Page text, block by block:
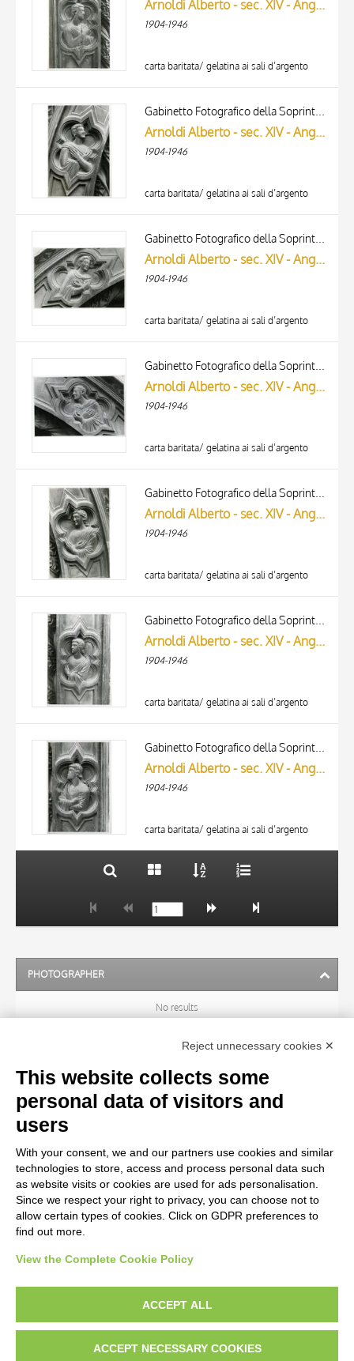
Arnoldi Alberto - sec. XIV - Angelo adorante
1904-1946
carta baritata/ gelatina ai sali d’argento
Arnoldi Alberto - sec. XIV - Angelo adorante
1904-1946
carta baritata/ gelatina ai sali d’argento
Arnoldi Alberto - sec. XIV - Angelo adorante
1904-1946
carta baritata/ gelatina ai sali d’argento
Arnoldi Alberto - sec. XIV - Angelo adorante
1904-1946
carta baritata/ gelatina ai sali d’argento
Arnoldi Alberto - sec. XIV - Angelo adorante
1904-1946
carta baritata/ gelatina ai sali d’argento
Arnoldi Alberto - sec. XIV - Angelo adorante
1904-1946
carta baritata/ gelatina ai sali d’argento
Arnoldi Alberto - sec. XIV - Angelo adorante
1904-1946
carta baritata/ gelatina ai sali d’argento
TITLE
AUTHOR
ARTISTA
20 RESULTS
PHOTOGRAPHER
No results
TITLE
MATERIAL AND TECHNIQUE
CENTURY
diritto d’autore, legge 22 aprile 1941 n. 633. I diritti degli autori, degli artisti e
dei fotografi che hanno realizzato le opere e le immagini, degli enti e delle
istituzioni che ne sono proprietari, sono riservati. Si vieta quindi la
Reject unnecessary cookies ✕
This website collects some
personal data of visitors and
users
With your consent, we and our partners use cookies and similar
technologies to store, access and process personal data such
as website visits or cookies are used for ads personalisation.
Since we respect your right to privacy, you can choose not to
allow certain types of cookies. Click on GDPR preferences to
find out more.
View the Complete Cookie Policy
ACCEPT ALL
ACCEPT NECESSARY COOKIES